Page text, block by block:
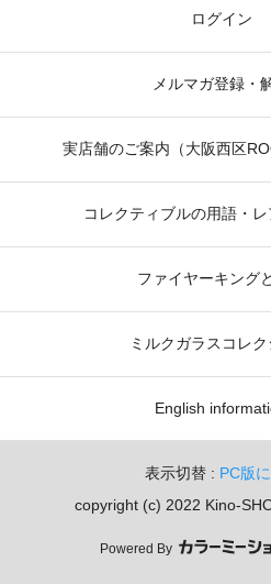
ログイン
メルマガ登録・
実店舗のご案内（大阪西区
コレクティブルの用語・
ファイヤーキング
ミルクガラスコレ
English
表示切替 : PC版
copyright (c) 2022 Kino-
Powered By